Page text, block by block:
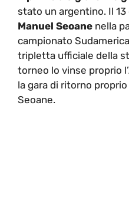
stato un argentino. Il 13
Manuel Seoane nella
campionato
tripletta ufficiale della
torneo lo vinse proprio
la gara di ritorno
Seoane.